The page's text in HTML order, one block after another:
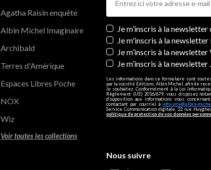
Newsletters
Je m’inscris à la
Je m'inscris à la
Je m’inscris à la
Je m’inscris à la
Les informations dans ce formulaire sont
par la société Editions Albin Michel, afin de
le souhaitez. Conformément à la Loi
Règlement (UE) 2016/679, vous disposez
d’opposition aux informations vous
contactant par courriel àinfo-site@albin-
Service Communication digitale, 22 rue
politique de protection de vos données
Agatha Raisin enquête
Albin Michel Imaginaire
Archibald
Terres d'Amérique
Espaces Libres Poche
NOX
Wiz
Voir toutes les collections
Nous suivre